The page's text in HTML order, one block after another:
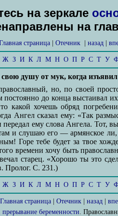
на зеркале
на
страница| Отечник| назад|
Ж З И К Л М Н О П Р С Т У
душу от мук, когда
но, по своей
постоянно до конца
хочешь обряд
Ангел сказал ему: «Так
ему слова Ангела. Тот,
и слушаю его — армянское ли,
Горе тебе будет за твое
времени хочу быть
старец. «Хорошо ты это
Пролог. С. 231.)
Ж З И К Л М Н О П Р С Т У
Главная страница| Отечник| назад|
прерывание беременности .